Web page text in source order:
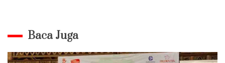
Baca Juga